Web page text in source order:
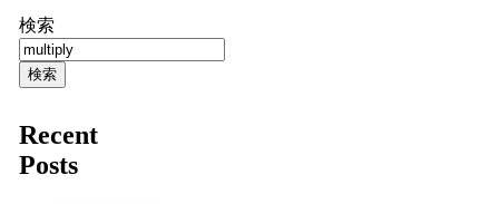
検索
検索
Recent
Posts